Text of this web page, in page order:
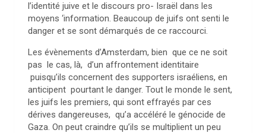
l’identité juive et le discours pro- Israël dans les
moyens ‘information. Beaucoup de juifs ont senti le
danger et se sont démarqués de ce raccourci.
Les évènements d’Amsterdam, bien que ce ne soit
pas le cas, là, d’un affrontement identitaire
puisqu’ils concernent des supporters israéliens, en
anticipent pourtant le danger. Tout le monde le sent,
les juifs les premiers, qui sont effrayés par ces
dérives dangereuses, qu’a accéléré le génocide de
Gaza. On peut craindre qu’ils se multiplient un peu